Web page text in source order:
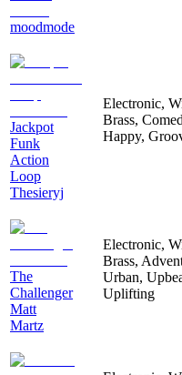
moodmode
Jackpot
Funk
Action
Loop
Thesieryj
Electronic,
Brass,
Happy,
The
Challenger
Matt
Martz
Electronic,
Brass,
Urban,
Uplifting